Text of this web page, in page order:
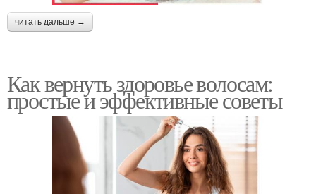
читать дальше →
Как вернуть здоровье волосам:
простые и эффективные советы